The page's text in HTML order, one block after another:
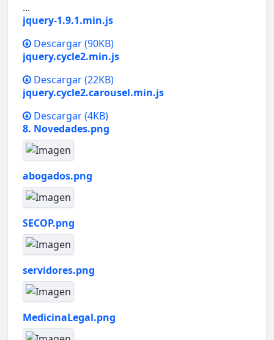
...
jquery-1.9.1.min.js
Descargar(90KB)
jquery.cycle2.min.js
Descargar(22KB)
jquery.cycle2.carousel.min.js
Descargar(4KB)
8. Novedades.png
abogados.png
SECOP.png
servidores.png
MedicinaLegal.png